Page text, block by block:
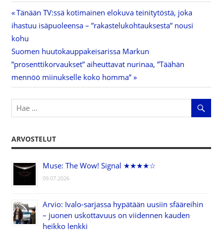
Artikkelien
selaus
Previous
Post:
Tänään TV:ssä kotimainen elokuva teinitytöstä, joka
ihastuu isäpuoleensa – ”rakastelukohtauksesta” nousi
kohu
Next
Post:
Suomen huutokauppakeisarissa Markun
”prosenttikorvaukset” aiheuttavat nurinaa, ”Täähän
mennöö miinukselle koko homma”
ARVOSTELUT
Muse: The Wow! Signal ★★★★☆
09.07.2026
Arvio: Ivalo-sarjassa hypätään uusiin sfääreihin
– juonen uskottavuus on viidennen kauden
heikko lenkki